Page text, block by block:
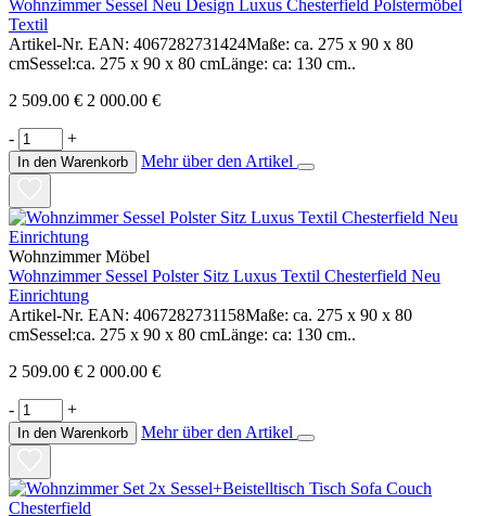
Wohnzimmer Sessel Neu Design Luxus Chesterfield Polstermöbel
Textil
Artikel-Nr. EAN: 4067282731424Maße: ca. 275 x 90 x 80
cmSessel:ca. 275 x 90 x 80 cmLänge: ca: 130 cm..
2 509.00 € 2 000.00 €
- +
In den Warenkorb Mehr über den Artikel
Wohnzimmer Möbel
Wohnzimmer Sessel Polster Sitz Luxus Textil Chesterfield Neu
Einrichtung
Artikel-Nr. EAN: 4067282731158Maße: ca. 275 x 90 x 80
cmSessel:ca. 275 x 90 x 80 cmLänge: ca: 130 cm..
2 509.00 € 2 000.00 €
- +
In den Warenkorb Mehr über den Artikel